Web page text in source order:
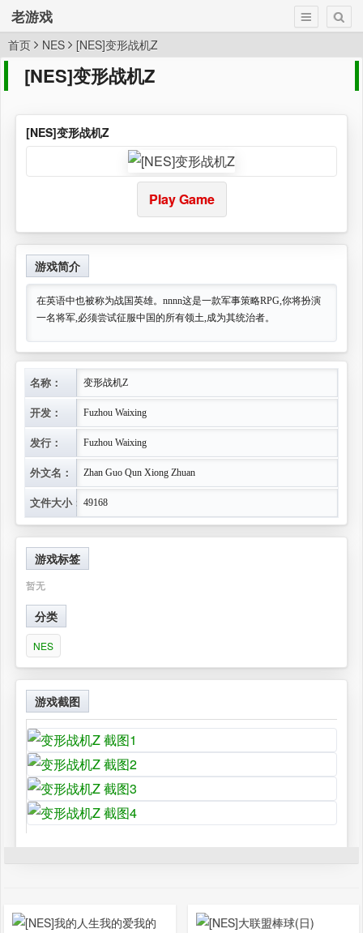
老游戏
首页 NES [NES]变形战机Z
[NES]变形战机Z
[NES]变形战机Z
Play Game
游戏简介
在英语中也被称为战国英雄。nnnn这是一款军事策略RPG,你将扮演
一名将军,必须尝试征服中国的所有领土,成为其统治者。
名称： 变形战机Z
开发： Fuzhou Waixing
发行： Fuzhou Waixing
外文名： Zhan Guo Qun Xiong Zhuan
文件大小： 49168
游戏标签
暂无
分类
NES
游戏截图